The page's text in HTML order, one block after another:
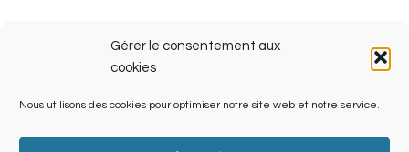
Gérer le consentement aux
cookies
Nous utilisons des cookies pour optimiser notre site web et notre service.
Sud Tiers-Lieux
41 rue Jobin, 13003 Marseille (ZINC, Friche La Belle